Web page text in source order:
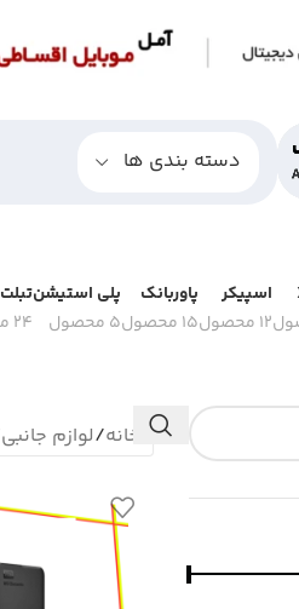
دسته بندی ها
اسپیکر
12 محصول
پاوربانک
15 محصول
پلی استیشن
5 محصول
تبلت
24 محصول
خانه لوازم جانبی